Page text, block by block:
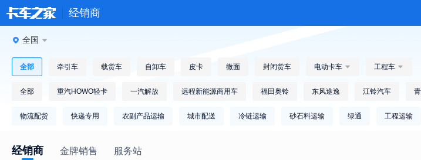
经销商
全国
全部 牵引车 载货车 自卸车 皮卡 微面 封闭货车 电动卡车  工程车 
全部 重汽HOWO轻卡 一汽解放 远程新能源商用车 福田奥铃 东风途逸 江铃汽车
物流配货 快递专用 农副产品运输 城市配送 冷链运输 砂石料运输 绿通 工程运输
经销商 金牌销售 服务站